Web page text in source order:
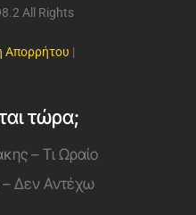
All Rights
Απορρήτου |
τώρα;
– Τι Ωραίο
– Δεν Αντέχω